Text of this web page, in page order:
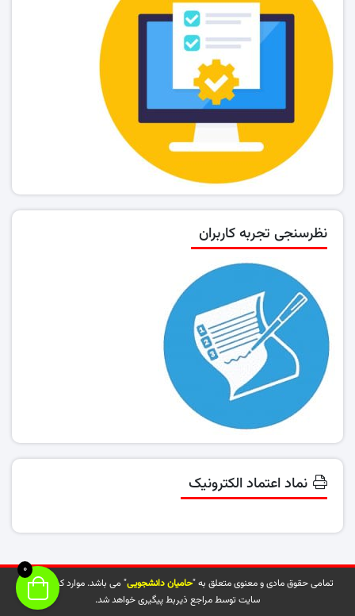
نظرسنجی تجربه کاربران
نماد اعتماد الکترونیک
تمامی حقوق مادی و معنوی متعلق به "حامیان دانشجویی" می باشد. موارد کپی شده از
سایت توسط مراجع ذیربط پیگیری خواهد شد.
0